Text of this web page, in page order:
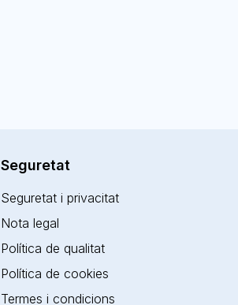
Seguretat
Seguretat i privacitat
Nota legal
Política de qualitat
Política de cookies
Termes i condicions